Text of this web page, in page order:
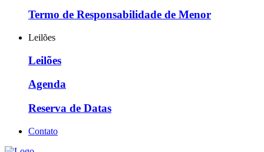
Termo de Responsabilidade de Menor
Leilões
Leilões
Agenda
Reserva de Datas
Contato